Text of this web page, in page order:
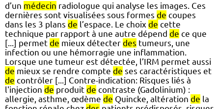
d’un médecin radiologue qui analyse les images. Ces
dernières sont visualisées sous formes de coupes
dans les 3 plans de l’espace. Le choix de cette
technique par rapport à une autre dépend de ce que
[...] permet de mieux détecter des tumeurs, une
infection ou une hémorragie une inflammation.
Lorsque une tumeur est détectée, l’IRM permet aussi
de mieux se rendre compte de ses caractéristiques et
de contrôler [...] Contre-indication: Risques liés à
l'injection de produit de contraste (Gadolinium) :
allergie, asthme, œdème de Quincke, altération de la